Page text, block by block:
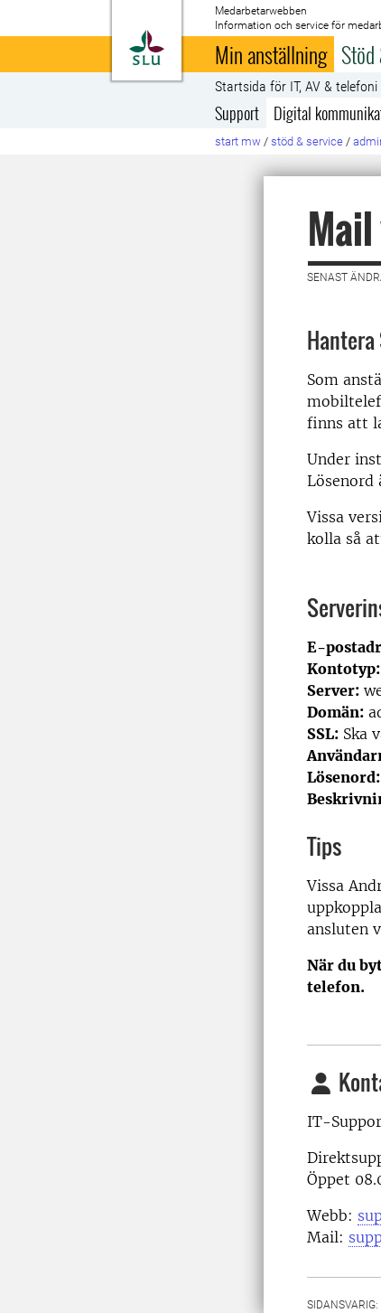
Till startsida
Medarbetarwebben
Information och service för
Min anställning
Startsida för IT, AV & telefoni
Support Digital
start mw / stöd & service /
SENAST
Som
finns att
Under
Lösenord
Vissa
kolla så
E-
Kontotyp:
Server:
Domän:
SSL: Ska
Lösenord:
Tips
Vissa
ansluten
När du
telefon.
IT-
Öppet
Webb:
Mail:
SIDANSVARIG: